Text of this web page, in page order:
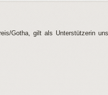
Gotha, gilt als Unterstützerin